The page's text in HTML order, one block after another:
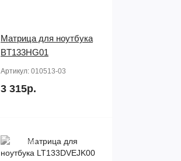
Матрица для ноутбука
BT133HG01
Артикул: 010513-03
3 315р.
Продано